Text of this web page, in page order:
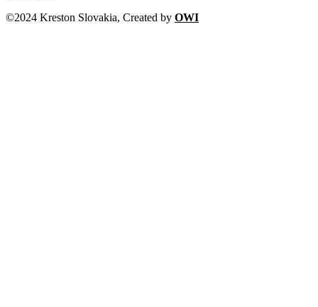
©2024 Kreston Slovakia, Created by OWI